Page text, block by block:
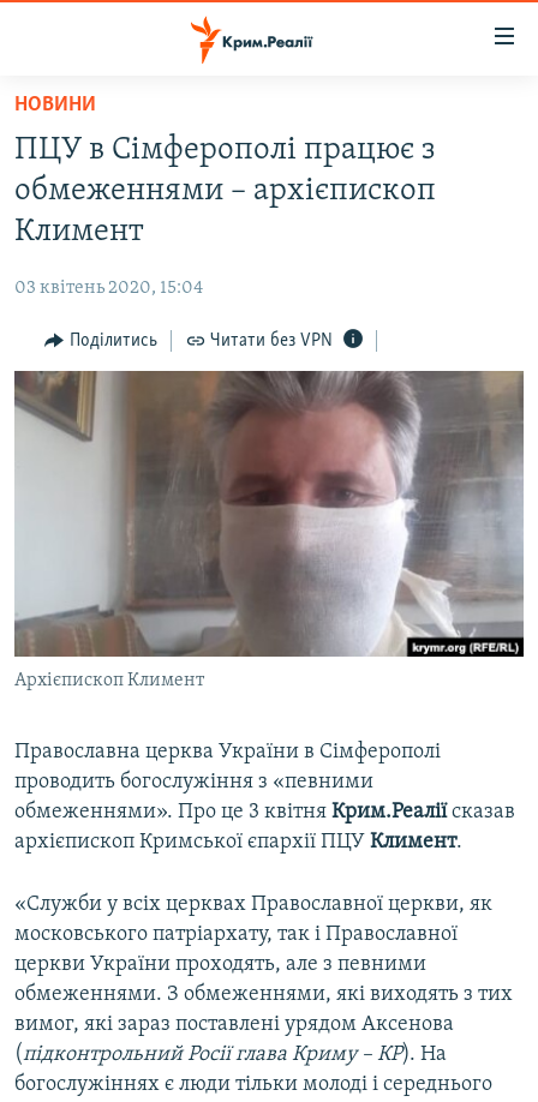
Перейти
основного
матеріалу
Перейти
до
основної
Перейти
до
пошуку
ВОДА.КРИМ
ВІДЕО ТА ФОТО
БЛОГИ
ПОГЛЯД
ІНТЕРВ'Ю
ВСЕ ЗА ДЕНЬ
ВІДЕОУРОКИ «ELIFBE»
СВІДЧЕННЯ ОКУПАЦІЇ
УКРАЇНСЬКА ПРОБЛЕМА КРИМУ
ІНФОГРАФІКА
Qırımtatar
ДОЛУЧАЙСЯ!
Усі сайти RFE/RL
НОВИНИ
ПЦУ в Сімферополі працює з
обмеженнями – архієпископ
Климент
03 квітень 2020, 15:04
Поділитись Читати без VPN
Архієпископ Климент
Православна церква України в Сімферополі
проводить богослужіння з «певними
обмеженнями». Про це 3 квітня Крим.Реаліїсказав
архієпископ Кримської єпархії ПЦУ Климент.
«Служби у всіх церквах Православної церкви, як
московського патріархату, так і Православної
церкви України проходять, але з певними
обмеженнями. З обмеженнями, які виходять з тих
вимог, які зараз поставлені урядом Аксенова
(підконтрольний Росії глава Криму – КР). На
богослужіннях є люди тільки молоді і середнього